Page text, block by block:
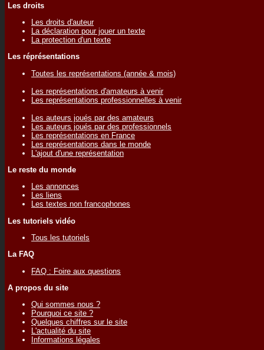
Les droits
Les droits d'auteur
La déclaration pour jouer un texte
La protection d'un texte
Les réprésentations
Toutes les représentations (année & mois)
Les représentations d'amateurs à venir
Les représentations professionnelles à venir
Les auteurs joués par des amateurs
Les auteurs joués par des professionnels
Les représentations en France
Les représentations dans le monde
L'ajout d'une représentation
Le reste du monde
Les annonces
Les liens
Les textes non francophones
Les tutoriels vidéo
Tous les tutoriels
La FAQ
FAQ : Foire aux questions
A propos du site
Qui sommes nous ?
Pourquoi ce site ?
Quelques chiffres sur le site
L'actualité du site
Informations légales